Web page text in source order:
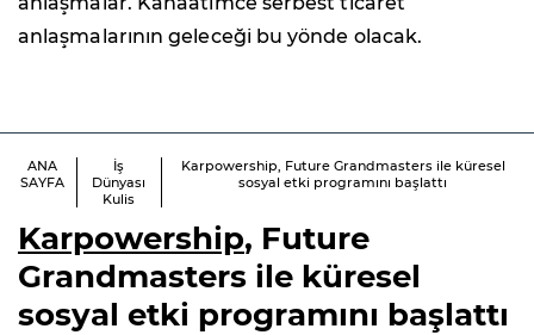
anlaşmalarının geleceği bu yönde olacak.
ANA
SAYFA
İş
Dünyası
Kulis
Karpowership, Future Grandmasters ile küresel
sosyal etki programını başlattı
Karpowership, Future
Grandmasters ile küresel
sosyal etki programını başlattı